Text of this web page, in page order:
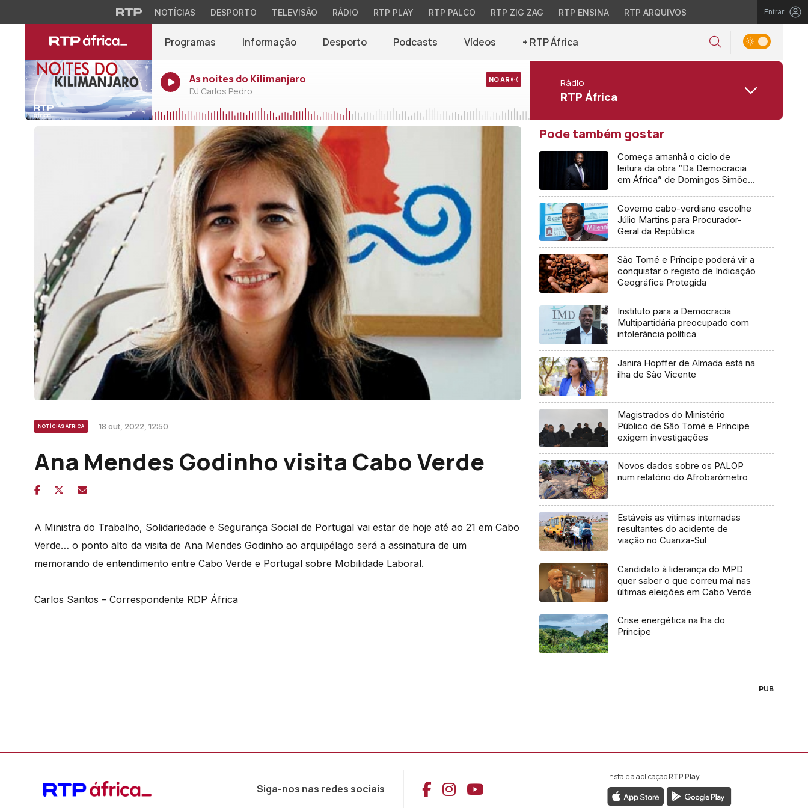
NOTÍCIAS DESPORTO TELEVISÃO RÁDIO RTP PLAY RTP PALCO RTP ZIG ZAG RTP ENSINA RTP ARQUIVOS Entrar
Programas Informação Desporto Podcasts Vídeos + RTP África
As noites do Kilimanjaro
DJ Carlos Pedro
NO AR Rádio
RTP África
NOTÍCIAS ÁFRICA 18 out, 2022, 12:50
Ana Mendes Godinho visita Cabo Verde
A Ministra do Trabalho, Solidariedade e Segurança Social de Portugal vai estar de hoje até ao 21 em Cabo
Verde… o ponto alto da visita de Ana Mendes Godinho ao arquipélago será a assinatura de um
memorando de entendimento entre Cabo Verde e Portugal sobre Mobilidade Laboral.
Carlos Santos – Correspondente RDP África
Pode também gostar
Começa amanhã o ciclo de
leitura da obra “Da Democracia
em África” de Domingos Simões
Governo cabo-verdiano escolhe
Júlio Martins para Procurador-
Geral da República
São Tomé e Príncipe poderá vir a
conquistar o registo de Indicação
Geográfica Protegida
Instituto para a Democracia
Multipartidária preocupado com
intolerância política
Janira Hopffer de Almada está na
ilha de São Vicente
Magistrados do Ministério
Público de São Tomé e Príncipe
exigem investigações
Novos dados sobre os PALOP
num relatório do Afrobarómetro
Estáveis as vítimas internadas
resultantes do acidente de
viação no Cuanza-Sul
Candidato à liderança do MPD
quer saber o que correu mal nas
últimas eleições em Cabo Verde
Crise energética na lha do
Príncipe
PUB
Siga-nos nas redes sociais Aceder ao Facebook da RTP África
Aceder ao Instagram da RTP África
Aceder ao YouTube da RTP África
Instale a aplicaçãoRTP Play